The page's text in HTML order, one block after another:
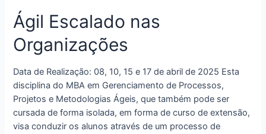
Ágil Escalado nas
Organizações
Data de Realização: 08, 10, 15 e 17 de abril de 2025 Esta
disciplina do MBA em Gerenciamento de Processos,
Projetos e Metodologias Ágeis, que também pode ser
cursada de forma isolada, em forma de curso de extensão,
visa conduzir os alunos através de um processo de